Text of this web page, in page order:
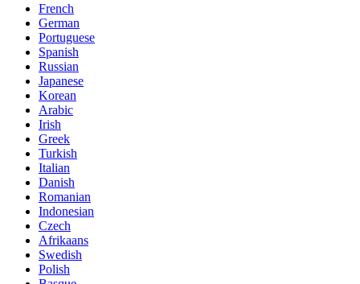
French
German
Portuguese
Spanish
Russian
Japanese
Korean
Arabic
Irish
Greek
Turkish
Italian
Danish
Romanian
Indonesian
Czech
Afrikaans
Swedish
Polish